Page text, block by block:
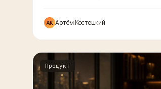
АК Артём Костецкий
Продукт